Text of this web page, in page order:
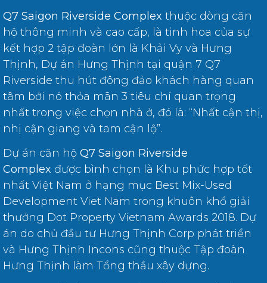
Q7 Saigon Riverside Complex thuộc dòng căn
hộ thông minh và cao cấp, là tinh hoa của sự
kết hợp 2 tập đoàn lớn là Khải Vy và Hưng
Thịnh, Dự án Hưng Thịnh tại quận 7 Q7
Riverside thu hút đông đảo khách hàng quan
tâm bởi nó thỏa mãn 3 tiêu chí quan trọng
nhất trong việc chọn nhà ở, đó là: “Nhất cận thị,
nhị cận giang và tam cận lộ”.
Dự án căn hộ Q7 Saigon Riverside
Complex được bình chọn là Khu phức hợp tốt
nhất Việt Nam ở hạng mục Best Mix-Used
Development Viet Nam trong khuôn khổ giải
thưởng Dot Property Vietnam Awards 2018. Dự
án do chủ đầu tư Hưng Thịnh Corp phát triển
và Hưng Thịnh Incons cũng thuộc Tập đoàn
Hưng Thịnh làm Tổng thầu xây dựng.